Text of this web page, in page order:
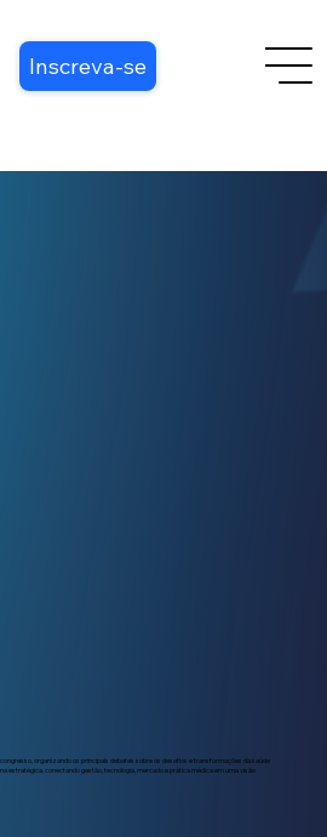
Inscreva-se
organizando os principais debates sobre os desafios e transformações da saúde
estratégica, conectando gestão, tecnologia, mercado e prática médica em uma visão